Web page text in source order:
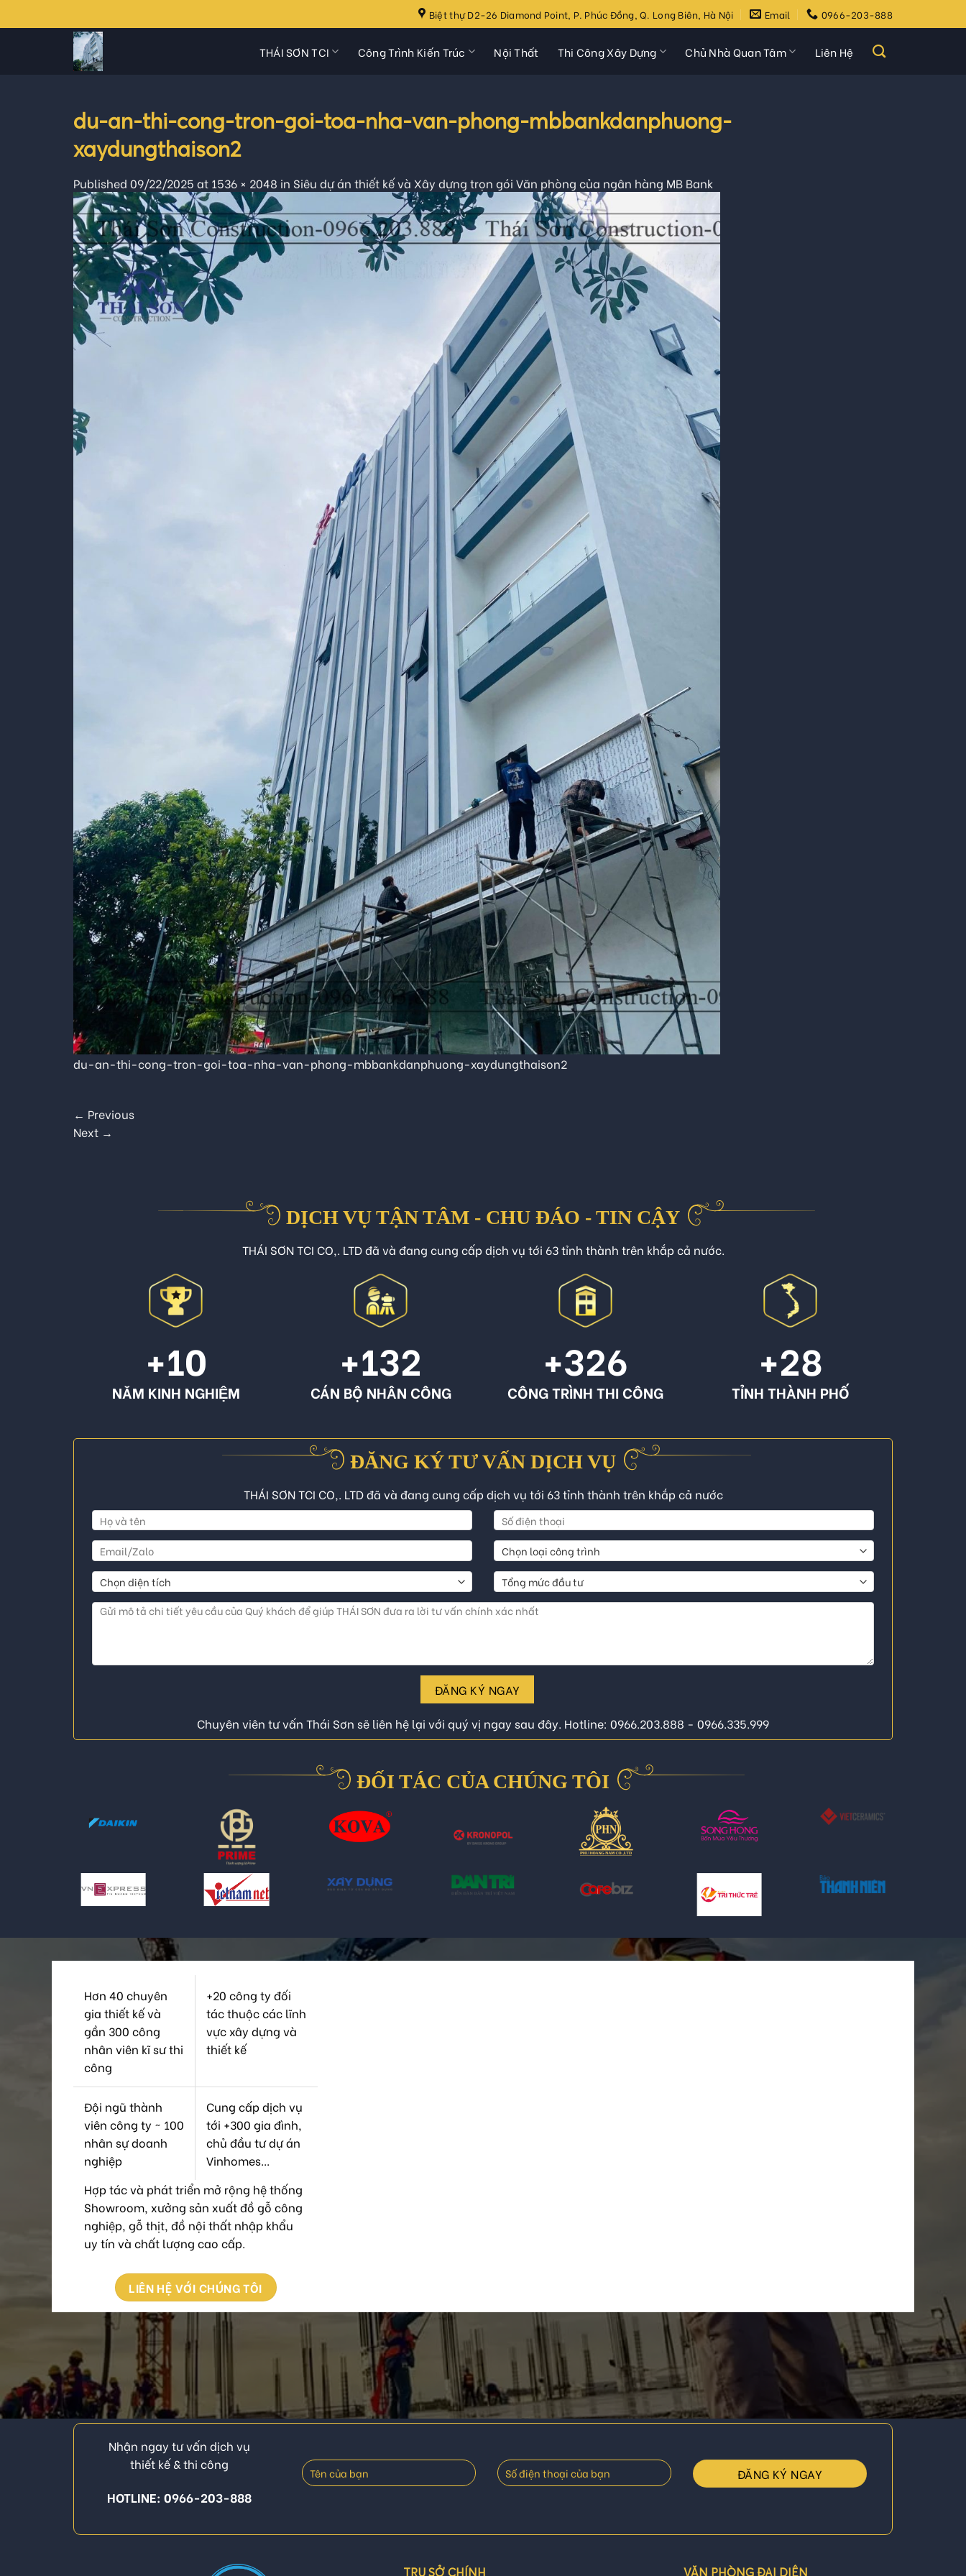
to
Biệt thự D2-26 Diamond Point, P. Phúc Đồng, Q. Long Biên, Hà Nội Email 0966-203-888
THÁI SƠN TCI Công Trình Kiến Trúc Nội Thất Thi Công Xây Dựng Chủ Nhà Quan Tâm Liên Hệ
du-an-thi-cong-tron-goi-toa-nha-van-phong-mbbankdanphuong-
xaydungthaison2
Published 09/22/2025 at 1536 × 2048 in Siêu dự án thiết kế và Xây dựng trọn gói Văn phòng của ngân hàng MB Bank
du-an-thi-cong-tron-goi-toa-nha-van-phong-mbbankdanphuong-xaydungthaison2
← Previous
Next →
DỊCH VỤ TẬN TÂM - CHU ĐÁO - TIN CẬY
THÁI SƠN TCI CO,. LTD đã và đang cung cấp dịch vụ tới 63 tỉnh thành trên khắp cả nước.
+10
NĂM KINH NGHIỆM
+132
CÁN BỘ NHÂN CÔNG
+326
CÔNG TRÌNH THI CÔNG
+28
TỈNH THÀNH PHỐ
ĐĂNG KÝ TƯ VẤN DỊCH VỤ
THÁI SƠN TCI CO,. LTD đã và đang cung cấp dịch vụ tới 63 tỉnh thành trên khắp cả nước
ĐĂNG KÝ NGAY
Chuyên viên tư vấn Thái Sơn sẽ liên hệ lại với quý vị ngay sau đây. Hotline: 0966.203.888 - 0966.335.999
ĐỐI TÁC CỦA CHÚNG TÔI
Hơn 40 chuyên
gia thiết kế và
gần 300 công
nhân viên kĩ sư thi
công
+20 công ty đối
tác thuộc các lĩnh
vực xây dựng và
thiết kế
Đội ngũ thành
viên công ty ~ 100
nhân sự doanh
nghiệp
Cung cấp dịch vụ
tới +300 gia đình,
chủ đầu tư dự án
Vinhomes...
Hợp tác và phát triển mở rộng hệ thống
Showroom, xưởng sản xuất đồ gỗ công
nghiệp, gỗ thịt, đồ nội thất nhập khẩu
uy tín và chất lượng cao cấp.
LIÊN HỆ VỚI CHÚNG TÔI
Nhận ngay tư vấn dịch vụ
thiết kế & thi công
HOTLINE: 0966-203-888
TRỤ SỞ CHÍNH VĂN PHÒNG ĐẠI DIỆN